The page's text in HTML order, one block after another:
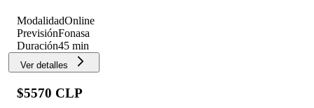
ModalidadOnline
PrevisiónFonasa
Duración45 min
Ver detalles
$5570 CLP